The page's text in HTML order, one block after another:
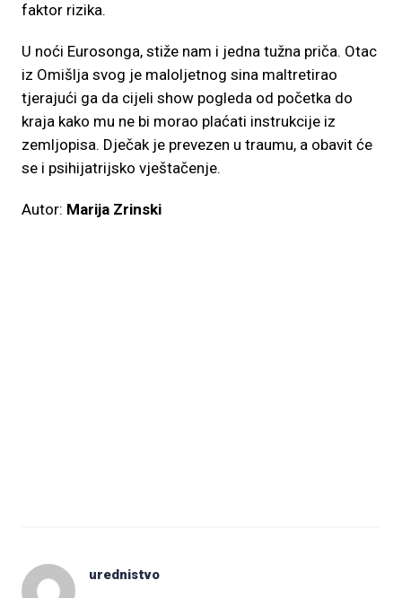
faktor rizika.
U noći Eurosonga, stiže nam i jedna tužna priča. Otac
iz Omišlja svog je maloljetnog sina maltretirao
tjerajući ga da cijeli show pogleda od početka do
kraja kako mu ne bi morao plaćati instrukcije iz
zemljopisa. Dječak je prevezen u traumu, a obavit će
se i psihijatrijsko vještačenje.
Autor: Marija Zrinski
urednistvo